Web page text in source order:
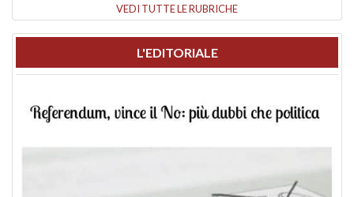
VEDI TUTTE LE RUBRICHE
L'EDITORIALE